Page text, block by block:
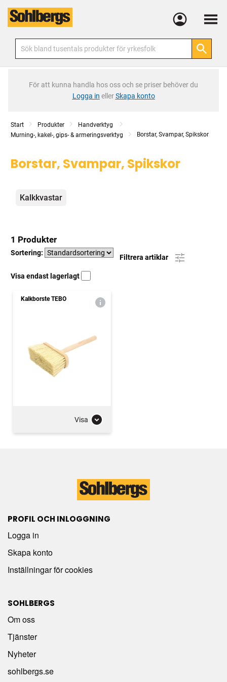
Meny
För att kunna handla hos oss och se priser behöver du
Logga in ellerSkapa konto
Start Produkter
Handverktyg
Murning-, kakel-, gips- & armeringsverktyg
Borstar, Svampar, Spikskor
Borstar, Svampar, Spikskor
Kategorier
Kalkkvastar
1 Produkter
Sortering:
Filtrera artiklar
Visa endast lagerlagt
Kalkborste TEBO
Visa
PROFIL OCH INLOGGNING
Logga in
Skapa konto
Inställningar för cookies
SOHLBERGS
Om oss
Tjänster
Nyheter
sohlbergs.se